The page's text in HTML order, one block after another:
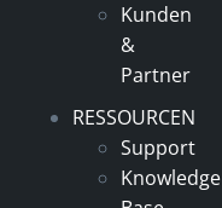
Kunden
&
Partner
RESSOURCEN
Support
Knowledge